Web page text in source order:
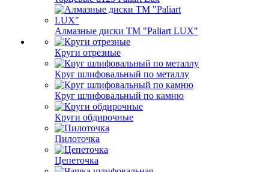
Алмазные диски ТМ "Paliart LUX"
Круги отрезные
Круг шлифовальный по металлу
Круг шлифовальный по камню
Круги обдирочные
Пилоточка
Цепеточка